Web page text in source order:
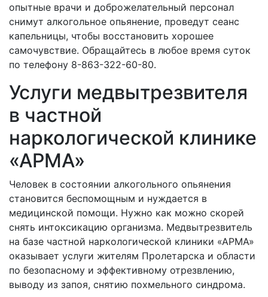
опытные врачи и доброжелательный персонал
снимут алкогольное опьянение, проведут сеанс
капельницы, чтобы восстановить хорошее
самочувствие. Обращайтесь в любое время суток
по телефону 8-863-322-60-80.
Услуги медвытрезвителя
в частной
наркологической клинике
«АРМА»
Человек в состоянии алкогольного опьянения
становится беспомощным и нуждается в
медицинской помощи. Нужно как можно скорей
снять интоксикацию организма. Медвытрезвитель
на базе частной наркологической клиники «АРМА»
оказывает услуги жителям Пролетарска и области
по безопасному и эффективному отрезвлению,
выводу из запоя, снятию похмельного синдрома.